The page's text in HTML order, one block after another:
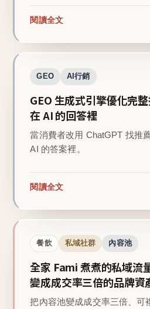
閱讀全文
GEO AI行銷
GEO 生成式引擎優化完
在 AI 的回答裡
當消費者改用 ChatGPT 找推
AI 的答案裡。
閱讀全文
餐飲 私域社群 內容池
全家 Fami 煮煮的私域流
變成成交率三倍的品牌資
把內容池變成成交率三倍、可